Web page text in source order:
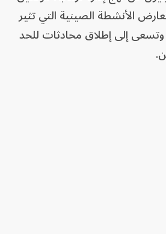
الأنشطة الصينية التي تثير
وتسعى إلى إطلاق محادثات للحد